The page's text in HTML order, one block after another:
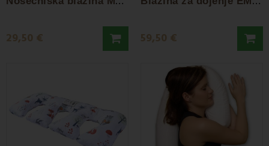
29,50 € 59,50 €